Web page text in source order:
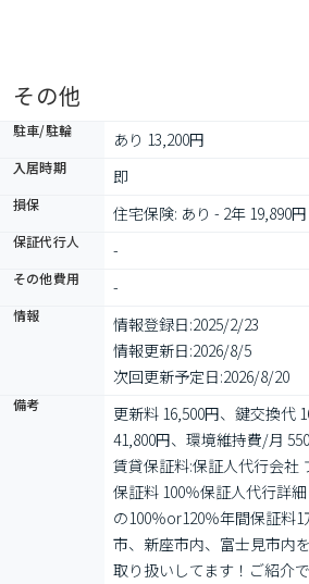
その他
駐車/駐輪 あり 13,200円
入居時期 即
損保 住宅保険: あり - 2年 19,890円
保証代行人 -
その他費用 -
情報 情報登録日:2025/2/23
情報更新日:2026/8/5
次回更新予定日:2026/8/20
備考
更新料 16,500円、鍵交換代
41,800円、環境維持費/月
賃貸保証料:保証人代行会社
保証料 100％保証人代行詳
の100％or120％年間保証料
市、新座市内、富士見市内
取り扱いしてます！ご紹介